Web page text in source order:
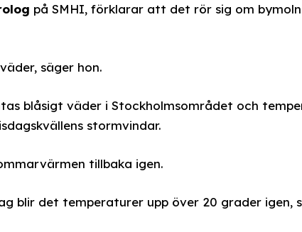
på SMHI, förklarar att det rör sig om
säger hon.
blåsigt väder i Stockholmsområdet och
stormvindar.
tillbaka igen.
blir det temperaturer upp över 20 grader igen,